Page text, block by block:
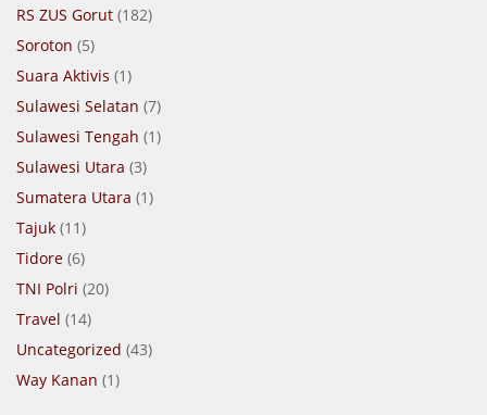
RS ZUS Gorut (182)
Soroton (5)
Suara Aktivis (1)
Sulawesi Selatan (7)
Sulawesi Tengah (1)
Sulawesi Utara (3)
Sumatera Utara (1)
Tajuk (11)
Tidore (6)
TNI Polri (20)
Travel (14)
Uncategorized (43)
Way Kanan (1)